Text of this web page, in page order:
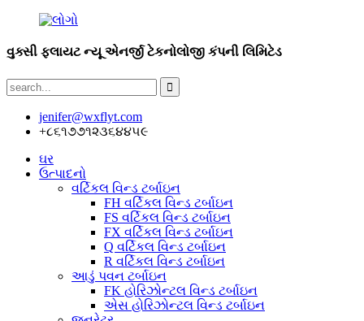
વુક્સી ફ્લાયટ ન્યૂ એનર્જી ટેકનોલોજી કંપની લિમિટેડ
jenifer@wxflyt.com
+૮૬૧૭૭૧૨૩૬૪૪૫૯
ઘર
ઉત્પાદનો
વર્ટિકલ વિન્ડ ટર્બાઇન
FH વર્ટિકલ વિન્ડ ટર્બાઇન
FS વર્ટિકલ વિન્ડ ટર્બાઇન
FX વર્ટિકલ વિન્ડ ટર્બાઇન
Q વર્ટિકલ વિન્ડ ટર્બાઇન
R વર્ટિકલ વિન્ડ ટર્બાઇન
આડું પવન ટર્બાઇન
FK હોરિઝોન્ટલ વિન્ડ ટર્બાઇન
એસ હોરિઝોન્ટલ વિન્ડ ટર્બાઇન